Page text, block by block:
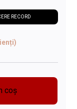
RECORD
coș